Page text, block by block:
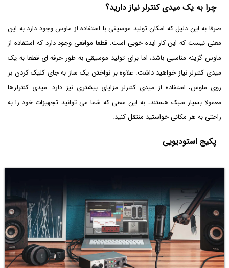
چرا به یک میدی کنترلر نیاز دارید؟
صرفا به این دلیل که امکان تولید موسیقی با استفاده از ماوس وجود دارد به این
معنی نیست که این کار ایده خوبی است. قطعا مواقعی وجود دارد که استفاده از
ماوس گزینه مناسبی باشد، اما برای تولید موسیقی به طور حرفه ای قطعا به یک
میدی کنترلر نیاز خواهید داشت. علاوه بر نواختن یک ساز به جای کلیک کردن بر
روی ماوس، استفاده از میدی کنترلر مزایای بیشتری نیز دارد. میدی کنترلرها
معمولا بسیار سبک هستند، به این معنی که شما می توانید تجهیزات خود را به
راحتی به هر مکانی خواستید منتقل کنید.
پکیج استودیویی